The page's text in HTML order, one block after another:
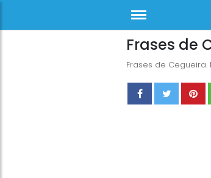
Frases de
Frases de